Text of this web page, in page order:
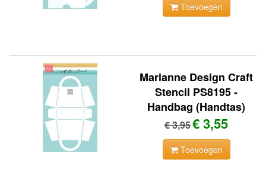
Toevoegen
Marianne Design Craft
Stencil PS8195 -
Handbag (Handtas)
€ 3,95€ 3,55
Toevoegen